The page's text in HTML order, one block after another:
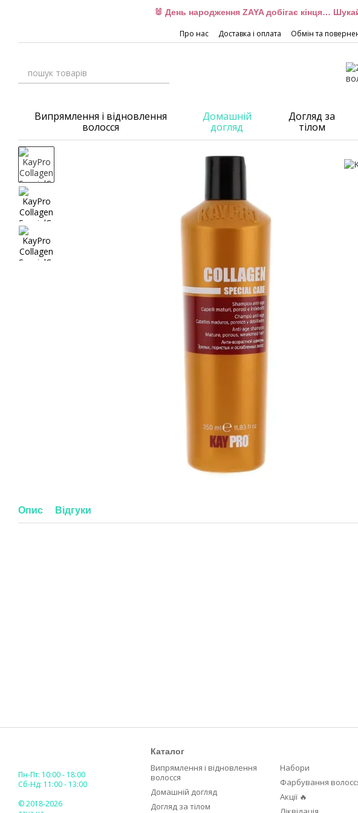
🐰 День народження ZAYA добігає кінця…
Про нас Доставка і оплата Обмін та
Випрямлення і відновлення
волосся
Домашній
догляд
Догляд за
тілом
Опис Відгуки
Пн-Пт: 10:00 - 18:00
Сб-Нд: 11:00 - 13:00
© 2018-2026
Каталог
Випрямлення і відновлення
волосся
Домашній догляд
Догляд за тілом
Набори
Фарбування
Акції 🔥